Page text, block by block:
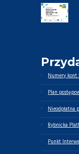
Numery kont
Plan
Nieodpłatna
Rybnicka
Punkt